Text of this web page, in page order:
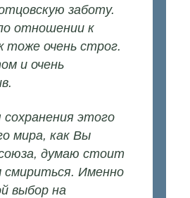
заботу.
отношении к
тоже очень строг.
и очень
этого
мира, как Вы
думаю стоит
смириться. Именно
выбор на